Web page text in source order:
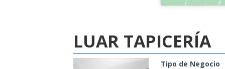
LUAR TAPICERÍA
Tipo de Negocio